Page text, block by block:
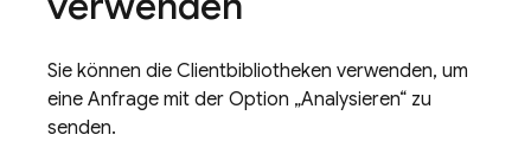
Sie können die Clientbibliotheken verwenden, um
eine Anfrage mit der Option „Analysieren“ zu
senden.